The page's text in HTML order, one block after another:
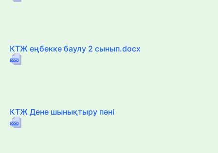
КТЖ еңбекке баулу 2 сынып.docx
КТЖ Дене шынықтыру пәні